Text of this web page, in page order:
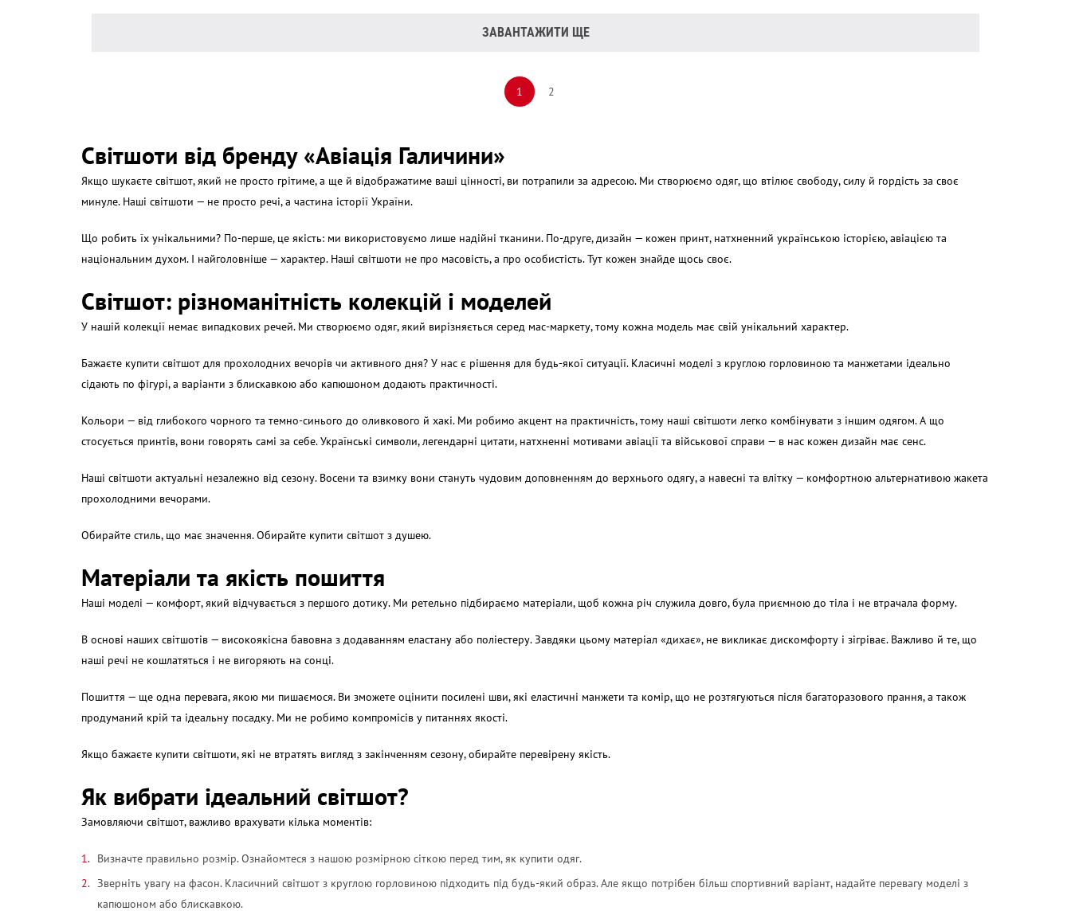
ЗАВАНТАЖИТИ ЩЕ
1 2
Світшоти від бренду «Авіація Галичини»
Якщо шукаєте світшот, який не просто грітиме, а ще й відображатиме ваші цінності, ви потрапили за адресою. Ми створюємо одяг, що втілює свободу, силу й гордість за своє
минуле. Наші світшоти — не просто речі, а частина історії України.
Що робить їх унікальними? По-перше, це якість: ми використовуємо лише надійні тканини. По-друге, дизайн — кожен принт, натхненний українською історією, авіацією та
національним духом. І найголовніше — характер. Наші світшоти не про масовість, а про особистість. Тут кожен знайде щось своє.
Світшот: різноманітність колекцій і моделей
У нашій колекції немає випадкових речей. Ми створюємо одяг, який вирізняється серед мас-маркету, тому кожна модель має свій унікальний характер.
Бажаєте купити світшот для прохолодних вечорів чи активного дня? У нас є рішення для будь-якої ситуації. Класичні моделі з круглою горловиною та манжетами ідеально
сідають по фігурі, а варіанти з блискавкою або капюшоном додають практичності.
Кольори — від глибокого чорного та темно-синього до оливкового й хакі. Ми робимо акцент на практичність, тому наші світшоти легко комбінувати з іншим одягом. А що
стосується принтів, вони говорять самі за себе. Українські символи, легендарні цитати, натхненні мотивами авіації та військової справи — в нас кожен дизайн має сенс.
Наші світшоти актуальні незалежно від сезону. Восени та взимку вони стануть чудовим доповненням до верхнього одягу, а навесні та влітку — комфортною альтернативою жакета
прохолодними вечорами.
Обирайте стиль, що має значення. Обирайте купити світшот з душею.
Матеріали та якість пошиття
Наші моделі — комфорт, який відчувається з першого дотику. Ми ретельно підбираємо матеріали, щоб кожна річ служила довго, була приємною до тіла і не втрачала форму.
В основі наших світшотів — високоякісна бавовна з додаванням еластану або поліестеру. Завдяки цьому матеріал «дихає», не викликає дискомфорту і зігріває. Важливо й те, що
наші речі не кошлатяться і не вигоряють на сонці.
Пошиття — ще одна перевага, якою ми пишаємося. Ви зможете оцінити посилені шви, які еластичні манжети та комір, що не розтягуються після багаторазового прання, а також
продуманий крій та ідеальну посадку. Ми не робимо компромісів у питаннях якості.
Якщо бажаєте купити світшоти, які не втратять вигляд з закінченням сезону, обирайте перевірену якість.
Як вибрати ідеальний світшот?
Замовляючи світшот, важливо врахувати кілька моментів:
Визначте правильно розмір. Ознайомтеся з нашою розмірною сіткою перед тим, як купити одяг.
Зверніть увагу на фасон. Класичний світшот з круглою горловиною підходить під будь-який образ. Але якщо потрібен більш спортивний варіант, надайте перевагу моделі з
капюшоном або блискавкою.